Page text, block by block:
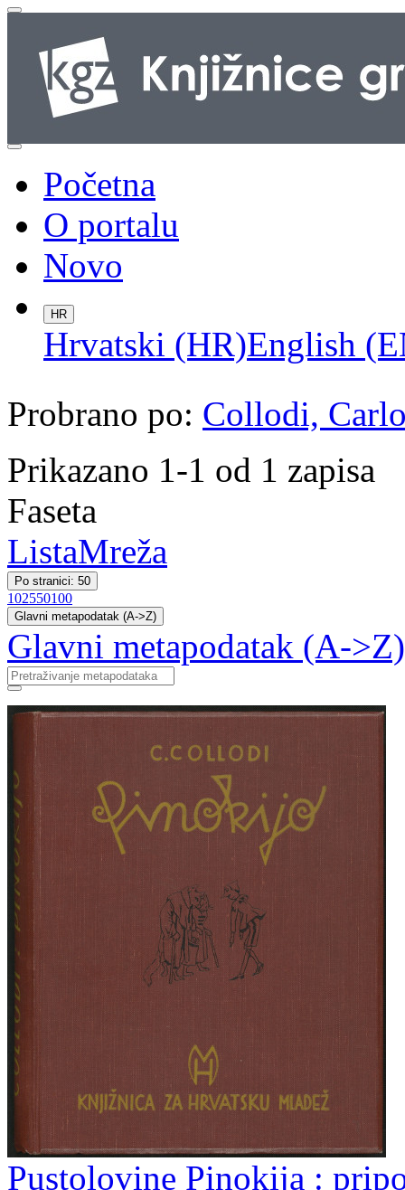
Početna
O portalu
Novo
HR
Hrvatski (HR)English
Probrano po: Collodi,
Prikazano 1-1 od 1 zapisa
Faseta
ListaMreža
Po stranici: 50
102550100
Glavni metapodatak (A->Z)
Glavni metapodatak (A->Z)
Pustolovine Pinokija :